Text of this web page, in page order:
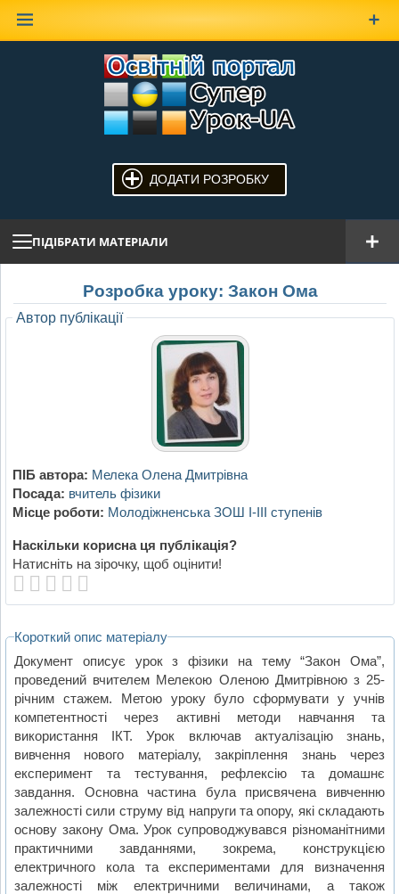
ДОДАТИ РОЗРОБКУ
ПІДІБРАТИ МАТЕРІАЛИ
Розробка уроку: Закон Ома
Автор публікації
ПІБ автора: Мелека Олена Дмитрівна
Посада: вчитель фізики
Місце роботи: Молодіжненська ЗОШ І-ІІІ ступенів
Наскільки корисна ця публікація?
Натисніть на зірочку, щоб оцінити!
Короткий опис матеріалу
Документ описує урок з фізики на тему “Закон Ома”,
проведений вчителем Мелекою Оленою Дмитрівною з 25-
річним стажем. Метою уроку було сформувати у учнів
компетентності через активні методи навчання та
використання ІКТ. Урок включав актуалізацію знань,
вивчення нового матеріалу, закріплення знань через
експеримент та тестування, рефлексію та домашнє
завдання. Основна частина була присвячена вивченню
залежності сили струму від напруги та опору, які складають
основу закону Ома. Урок супроводжувався різноманітними
практичними завданнями, зокрема, конструкцією
електричного кола та експериментами для визначення
залежності між електричними величинами, а також